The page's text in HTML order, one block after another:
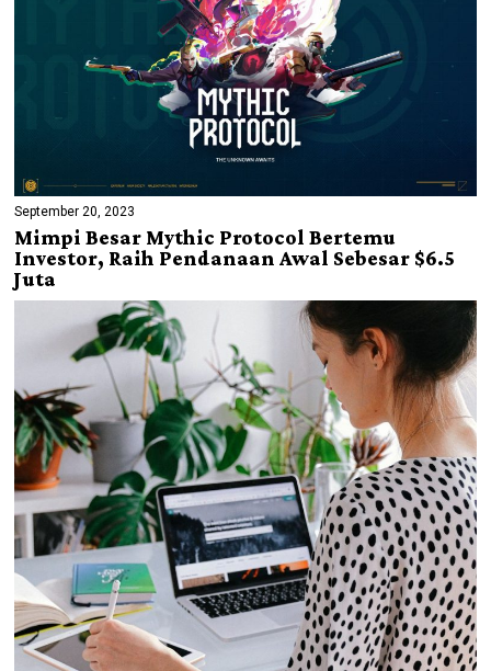
September 20, 2023
Mimpi Besar Mythic Protocol Bertemu
Investor, Raih Pendanaan Awal Sebesar $6.5
Juta